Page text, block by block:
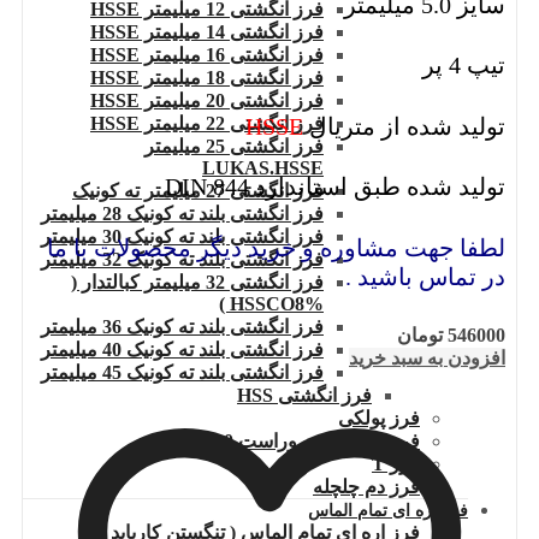
فرز انگشتی 12 میلیمتر HSSE
فرز انگشتی 14 میلیمتر HSSE
فرز انگشتی 16 میلیمتر HSSE
فرز انگشتی 18 میلیمتر HSSE
فرز انگشتی 20 میلیمتر HSSE
فرز انگشتی 22 میلیمتر HSSE
فرز انگشتی 25 میلیمتر
LUKAS.HSSE
فرز انگشتی 27 میلیمتر ته کونیک
فرز انگشتی بلند ته کونیک 28 میلیمتر
فرز انگشتی بلند ته کونیک 30 میلیمتر
فرز انگشتی بلند ته کونیک 32 میلیمتر
فرز انگشتی 32 میلیمتر کبالتدار (
HSSCO8% )
فرز انگشتی بلند ته کونیک 36 میلیمتر
فرز انگشتی بلند ته کونیک 40 میلیمتر
فرز انگشتی بلند ته کونیک 45 میلیمتر
فرز انگشتی HSS
فرز پولکی
فرز پولکی چپ وراست 200
فرز T
فرز دم چلچله
فرز اره ای تمام الماس
فرز اره ای تمام الماس ( تنگستن کارباید
تیپ 4 پر
تولید شده از متریالHSSE
تولید شده طبق استاندارد DIN 844
لطفا جهت مشاوره و خرید دیگر محصولات با ما
در تماس باشید .
546000 تومان
افزودن به سبد خرید